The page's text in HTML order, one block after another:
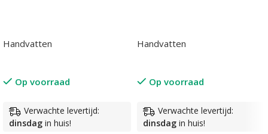
Handvatten
Op voorraad
Verwachte levertijd:
dinsdag in huis!
Handvatten
Op voorraad
Verwachte levertijd:
dinsdag in huis!